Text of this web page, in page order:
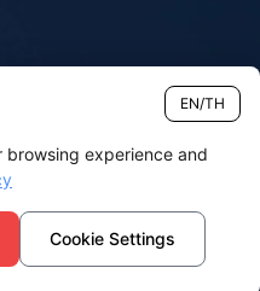
EN/TH
browsing experience and
Cookie Settings